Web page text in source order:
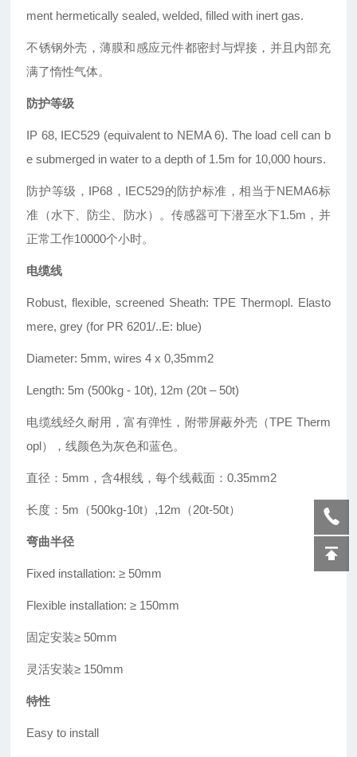
ment hermetically sealed, welded, filled with inert gas.
不锈钢外壳，薄膜和感应元件都密封与焊接，并且内部充
满了惰性气体。
防护等级
IP 68, IEC529 (equivalent to NEMA 6). The load cell can b
e submerged in water to a depth of 1.5m for 10,000 hours.
防护等级，IP68，IEC529的防护标准，相当于NEMA6标
准（水下、防尘、防水）。传感器可下潜至水下1.5m，并
正常工作10000个小时。
电缆线
Robust, flexible, screened Sheath: TPE Thermopl. Elasto
mere, grey (for PR 6201/..E: blue)
Diameter: 5mm, wires 4 x 0,35mm2
Length: 5m (500kg - 10t), 12m (20t–50t)
电缆线经久耐用，富有弹性，附带屏蔽外壳（TPE Therm
opl），线颜色为灰色和蓝色。
直径：5mm，含4根线，每个线截面：0.35mm2
长度：5m（500kg-10t） ,12m（20t-50t）
弯曲半径
Fixed installation: ≥ 50mm
Flexible installation: ≥ 150mm
固定安装≥ 50mm
灵活安装≥ 150mm
特性
Easy to install